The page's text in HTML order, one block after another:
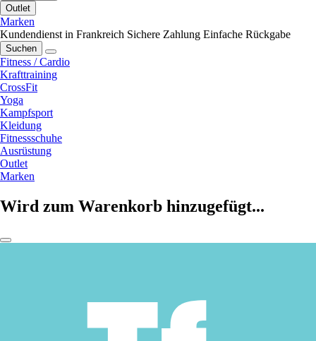
Outlet
Marken
Kundendienst in Frankreich Sichere Zahlung Einfache Rückgabe
Suchen
Fitness / Cardio
Krafttraining
CrossFit
Yoga
Kampfsport
Kleidung
Fitnessschuhe
Ausrüstung
Outlet
Marken
Wird zum Warenkorb hinzugefügt...